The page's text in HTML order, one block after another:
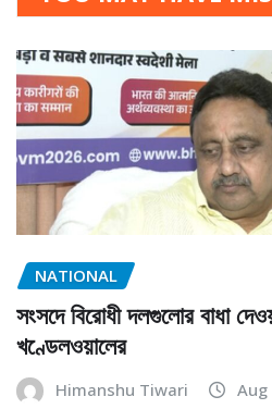
NATIONAL
সংসদে বিরোধী দলগুলোর বাধা
খণ্ডেলওয়ালের
Himanshu Tiwari Aug